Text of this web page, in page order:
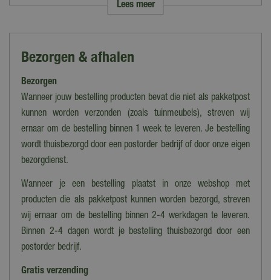
Merk
Grijs
Actie
25% korting
Hoofdmateriaal tafelblad
Hoofdmateriaal onderstel
Wicker
Materiaal
Teak, Wicker
Lengte/diameter (cm)
Lees meer
Bezorgen & afhalen
Bezorgen
Wanneer jouw bestelling producten bevat die niet als pakketpost
kunnen worden verzonden (zoals tuinmeubels), streven wij
ernaar om de bestelling binnen 1 week te leveren. Je bestelling
wordt thuisbezorgd door een postorder bedrijf of door onze eigen
bezorgdienst.
Wanneer je een bestelling plaatst in onze webshop met
producten die als pakketpost kunnen worden bezorgd, streven
wij ernaar om de bestelling binnen 2-4 werkdagen te leveren.
Binnen 2-4 dagen wordt je bestelling thuisbezorgd door een
postorder bedrijf.
Gratis verzending